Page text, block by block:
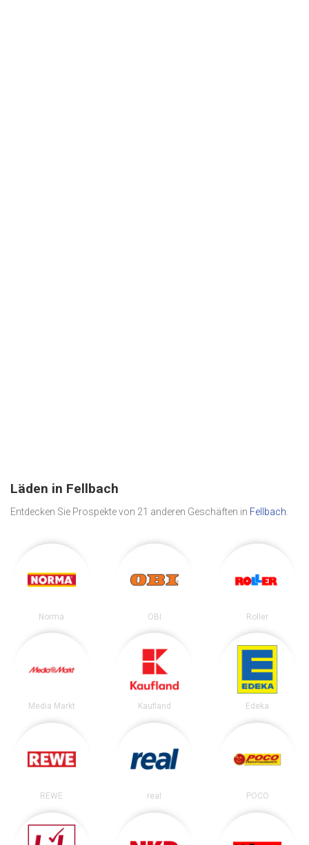
Läden in Fellbach
Entdecken Sie Prospekte von 21 anderen Geschäften in Fellbach
Norma OBI Roller
Media Markt Kaufland Edeka
REWE real POCO